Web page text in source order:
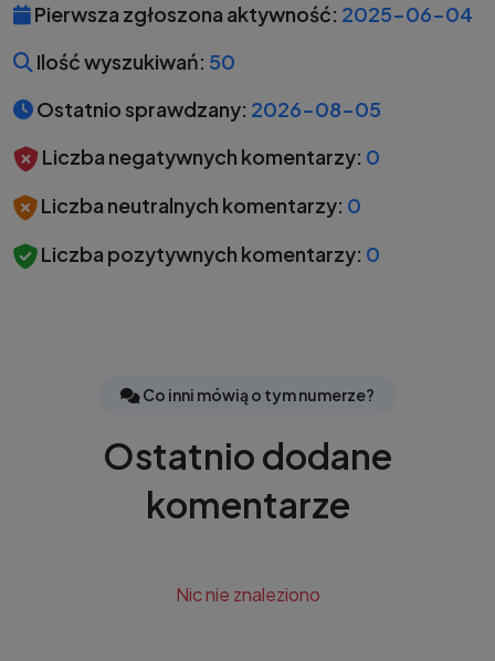
Pierwsza zgłoszona aktywność: 2025-06-04
Ilość wyszukiwań: 50
Ostatnio sprawdzany: 2026-08-05
Liczba negatywnych komentarzy: 0
Liczba neutralnych komentarzy: 0
Liczba pozytywnych komentarzy: 0
Co inni mówią o tym numerze?
Ostatnio dodane
komentarze
Nic nie znaleziono